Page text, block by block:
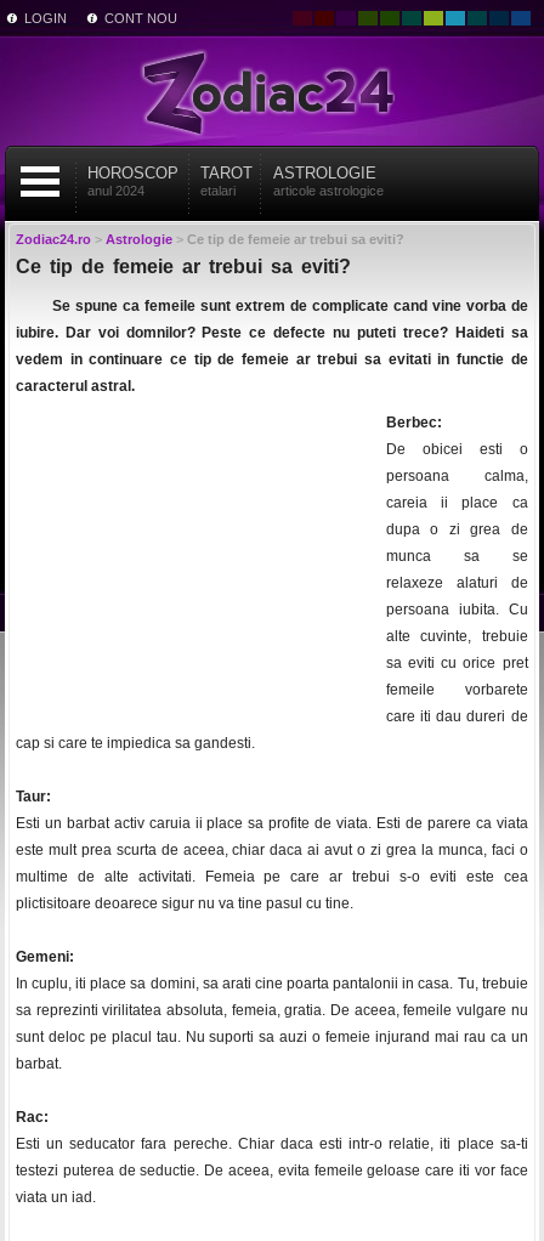
LOGIN CONT NOU
HOROSCOP
anul 2024
TAROT
etalari
ASTROLOGIE
articole astrologice
Zodiac24.ro> Astrologie> Ce tip de femeie ar trebui sa eviti?
Ce tip de femeie ar trebui sa eviti?
Se spune ca femeile sunt extrem de complicate cand vine vorba de
iubire. Dar voi domnilor? Peste ce defecte nu puteti trece? Haideti sa
vedem in continuare ce tip de femeie ar trebui sa evitati in functie de
caracterul astral.
Berbec:
De obicei esti o
persoana calma,
careia ii place ca
dupa o zi grea de
munca sa se
relaxeze alaturi de
persoana iubita. Cu
alte cuvinte, trebuie
sa eviti cu orice pret
femeile vorbarete
care iti dau dureri de
cap si care te impiedica sa gandesti.
Taur:
Esti un barbat activ caruia ii place sa profite de viata. Esti de parere ca viata
este mult prea scurta de aceea, chiar daca ai avut o zi grea la munca, faci o
multime de alte activitati. Femeia pe care ar trebui s-o eviti este cea
plictisitoare deoarece sigur nu va tine pasul cu tine.
Gemeni:
In cuplu, iti place sa domini, sa arati cine poarta pantalonii in casa. Tu, trebuie
sa reprezinti virilitatea absoluta, femeia, gratia. De aceea, femeile vulgare nu
sunt deloc pe placul tau. Nu suporti sa auzi o femeie injurand mai rau ca un
barbat.
Rac:
Esti un seducator fara pereche. Chiar daca esti intr-o relatie, iti place sa-ti
testezi puterea de seductie. De aceea, evita femeile geloase care iti vor face
viata un iad.